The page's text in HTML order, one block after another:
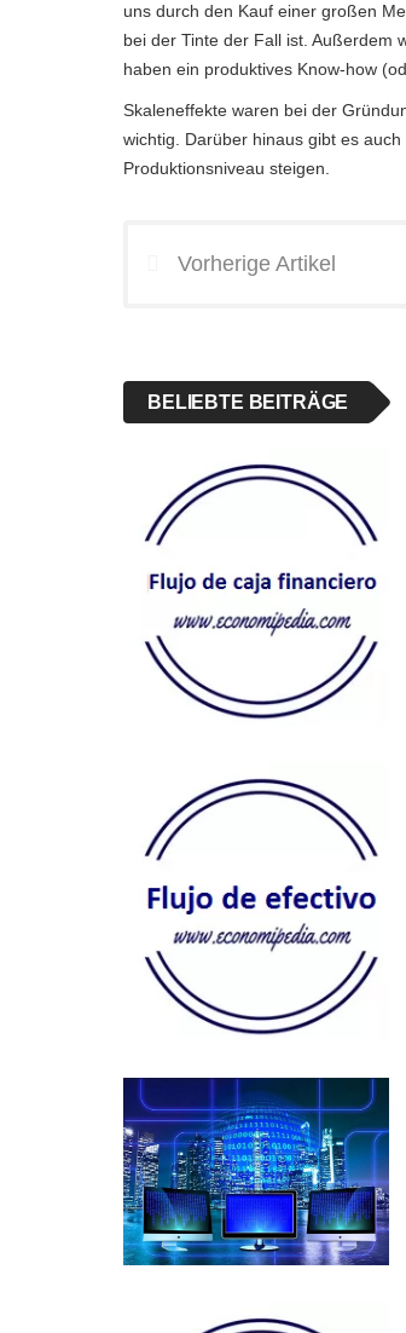
uns durch den Kauf einer großen
bei der Tinte der Fall ist. Außerdem
haben ein produktives Know-how
Skaleneffekte waren bei der
wichtig. Darüber hinaus gibt es
Produktionsniveau steigen.
Vorherige Artikel
BELIEBTE BEITRÄGE